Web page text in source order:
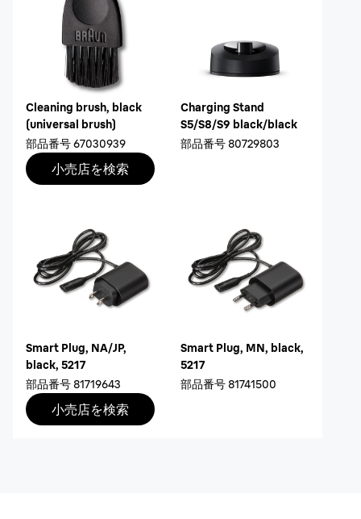
Cleaning brush, black
(universal brush)
部品番号67030939
小売店を検索
Charging Stand
S5/S8/S9 black/black
部品番号80729803
Smart Plug, NA/JP,
black, 5217
部品番号81719643
小売店を検索
Smart Plug, MN, black,
5217
部品番号81741500